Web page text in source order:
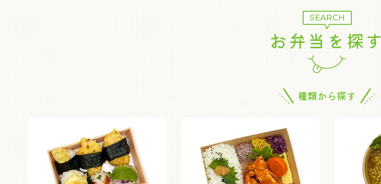
SEARCH
お弁当を探す
種類から探す